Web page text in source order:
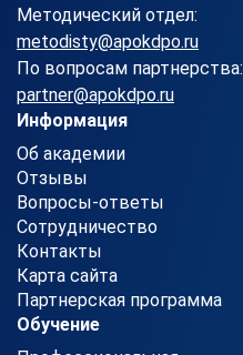
Методический отдел:
metodisty@apokdpo.ru
По вопросам партнерства:
partner@apokdpo.ru
Информация
Об академии
Отзывы
Вопросы-ответы
Сотрудничество
Контакты
Карта сайта
Партнерская программа
Обучение